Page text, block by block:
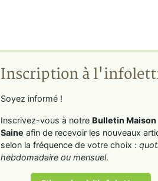
Inscription à
Soyez informé !
Inscrivez-vous à notre Bulletin Maison
Saine afin de recevoir les nouveaux
selon la fréquence de votre choix :
hebdomadaire ou mensuel.